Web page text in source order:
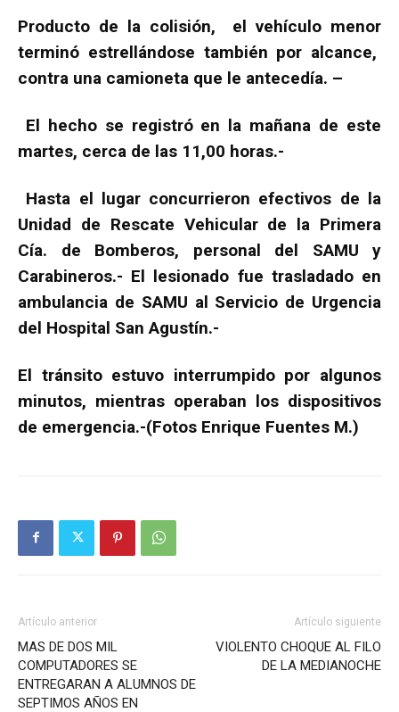
Producto de la colisión, el vehículo menor
terminó estrellándose también por alcance,
contra una camioneta que le antecedía. –
El hecho se registró en la mañana de este
martes, cerca de las 11,00 horas.-
Hasta el lugar concurrieron efectivos de la
Unidad de Rescate Vehicular de la Primera
Cía. de Bomberos, personal del SAMU y
Carabineros.- El lesionado fue trasladado en
ambulancia de SAMU al Servicio de Urgencia
del Hospital San Agustín.-
El tránsito estuvo interrumpido por algunos
minutos, mientras operaban los dispositivos
de emergencia.-(Fotos Enrique Fuentes M.)
Artículo anterior
MAS DE DOS MIL
COMPUTADORES SE
ENTREGARAN A ALUMNOS DE
SEPTIMOS AÑOS EN
Artículo siguiente
VIOLENTO CHOQUE AL FILO
DE LA MEDIANOCHE